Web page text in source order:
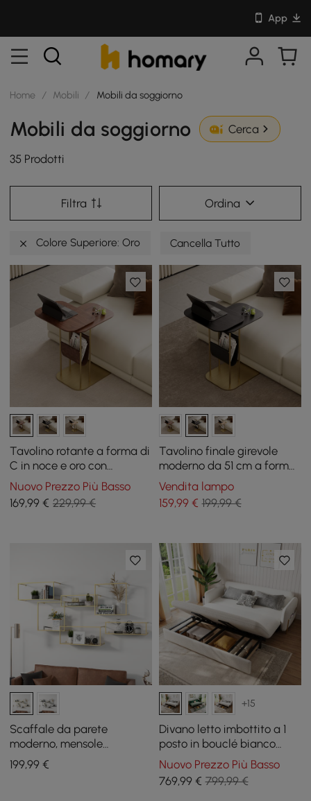
App
Home / Mobili / Mobili da soggiorno
Mobili da soggiorno Cerca
35 Prodotti
Filtra Ordina
Colore Superiore: Oro Cancella Tutto
Tavolino rotante a forma di
C in noce e oro con
contenitore
Nuovo Prezzo Più Basso
169,99 € 229,99 €
Tavolino finale girevole
moderno da 51 cm a forma
di C in nero e oro con
portariviste
Vendita lampo
159,99€ 199,99 €
Scaffale da parete
moderno, mensole
galleggianti dorate in
metallo, set di 6
199,99 €
+15
Divano letto imbottito a 1
posto in bouclé bianco
caldo con contenitore e
cuscini, 136 cm
Nuovo Prezzo Più Basso
769,99€ 799,99 €